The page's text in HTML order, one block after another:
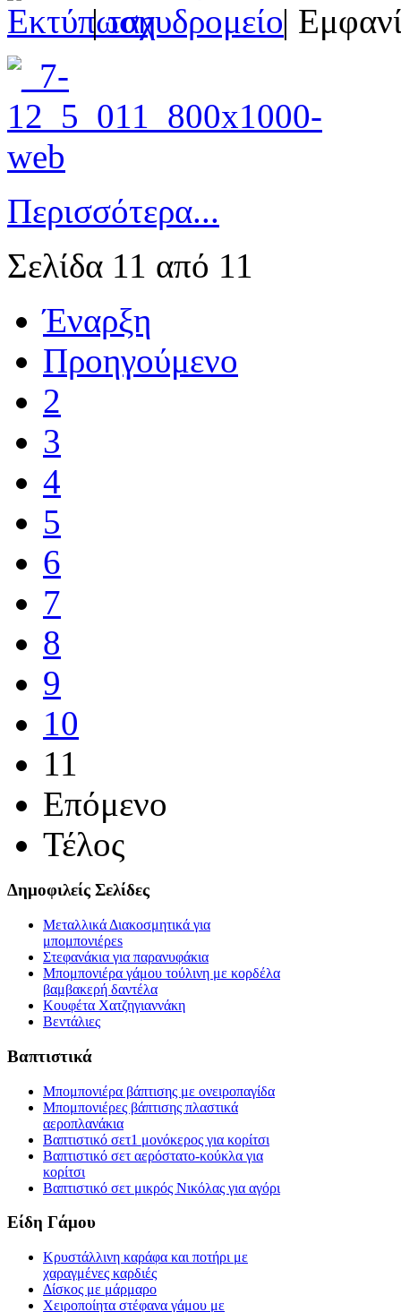
| |
Περισσότερα...
Σελίδα 11 από 11
Έναρξη
Προηγούμενο
2
3
4
5
6
7
8
9
10
11
Επόμενο
Τέλος
Δημοφιλείς Σελίδες
Μεταλλικά Διακοσμητικά για
μπομπονιέρεs
Στεφανάκια για παρανυφάκια
Μπομπονιέρα γάμου τούλινη με κορδέλα
βαμβακερή δαντέλα
Κουφέτα Χατζηγιαννάκη
Βεντάλιες
Βαπτιστικά
Μπομπονιέρα βάπτισης με ονειροπαγίδα
Μπομπονιέρες βάπτισης πλαστικά
αεροπλανάκια
Βαπτιστικό σετ1 μονόκερος για κορίτσι
Βαπτιστικό σετ αερόστατο-κούκλα για
κορίτσι
Βαπτιστικό σετ μικρός Νικόλας για αγόρι
Είδη Γάμου
Κρυστάλλινη καράφα και ποτήρι με
χαραγμένες καρδιές
Δίσκος με μάρμαρο
Χειροποίητα στέφανα γάμου με